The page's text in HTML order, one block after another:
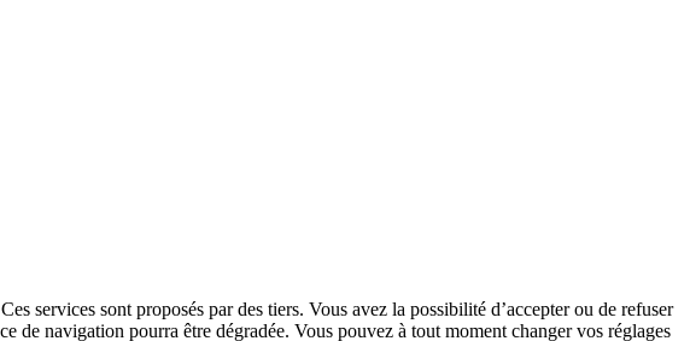
services sont proposés par des tiers. Vous avez la possibilité d’accepter ou de refuser
de navigation pourra être dégradée. Vous pouvez à tout moment changer vos réglages